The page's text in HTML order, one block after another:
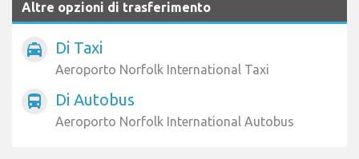
Altre opzioni di trasferimento
local_taxi Di Taxi
Aeroporto Norfolk International Taxi
directions_bus Di Autobus
Aeroporto Norfolk International Autobus